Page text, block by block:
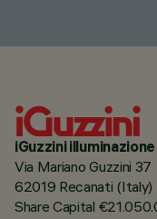
iGuzzini illuminazione
Via Mariano Guzzini 37
62019 Recanati (Italy)
Share Capital